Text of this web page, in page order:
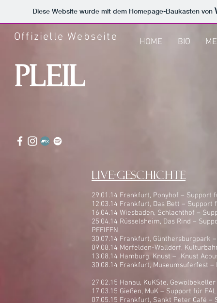
Diese Website wurde mit dem Homepage-Baukasten von
Offizielle Webseite HOME BIO
Pleil
live-geschichte
29.01.14 Frankfurt, Ponyhof – Support
12.03.14 Frankfurt, Das Bett – Support
16.04.14 Wiesbaden, Schlachthof –
25.04.14 Rüsselsheim, Das Rind –
PFEIFEN
30.07.14 Frankfurt, Günthersburgpark
09.08.14 Mörfelden-Walldorf,
13.08.14 Hamburg, Knust – „Knust
30.08.14 Frankfurt, Museumsuferfest –
27.02.15 Hanau, KuKSte,
17.03.15 Gießen, MuK – Support für
07.05.15 Frankfurt, Sankt Peter Café –